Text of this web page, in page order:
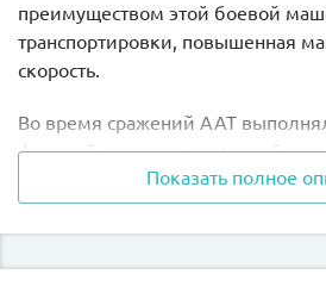
преимуществом этой боевой
транспортировки, повышенная
скорость.
Во время сражений ААТ
функций, начиная от огневой
крупных боевых единиц и
уничтожением противника.
представлено тяжёлыми
и мощным противотанковым
Показать полное